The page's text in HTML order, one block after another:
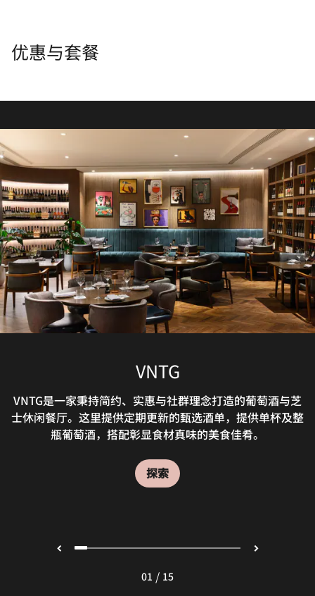
优惠与套餐
VNTG
VNTG是一家秉持简约、实惠与社群理念打造的葡萄酒与芝
士休闲餐厅。这里提供定期更新的甄选酒单，提供单杯及整
瓶葡萄酒，搭配彰显食材真味的美食佳肴。
探索
TONG THAI
Tong Thai 餐厅每天供应晚餐，将泰国的丰富美食文化展现
得淋漓尽致。尽情品尝经典泰国风味，包括冬阴功汤和泰式
炒河粉以及新鲜饮品。需预订。
探索
LA FARINE
La Farine 是一家休闲舒适的现代餐厅和面包房，供应现烤
面包、精致现煮咖啡和精选地道欧式菜品，是您聚餐、社交
和享受美食的好去处。
探索
KITCHEN6
Kitchen6正在升级优化互动式用餐体验。在此期间，宾客
可前往Kitchen6商务湾店，享用同样匠心烹制的精致美
馔。早餐：每日早上6点至上午11点午餐：周末下午1点至
探索
NOMADIA露台酒廊
不论您是以丰盛的早餐开启在迪拜的美好一天，还是度过一
个充实的下午之后在此享用鸡尾酒，Nomadia舒适宜人的
惬意环境都是您休闲放松、补充体力的理想之选。
探索
BRIDGEWATER TAVERN
酒店体育酒吧闲适温馨，供应休闲餐饮，还可通过平面电视
收看当天的大型体育赛事。友朋欢聚，共饮美味鸡尾酒和啤
酒。
探索
IZAKAYA
欢迎前来位于迪拜市中心的日本餐厅，品尝正宗日式美食。
Izakaya 餐厅的环境陈设颇具日本风情，并提供各式美味料
理。
探索
LUSH BURGER
这间新开设的汉堡餐厅氛围时尚、景致怡人，供应各式美味
汉堡，堂食外带皆宜。
探索
AQUA池畔烧烤餐厅及酒吧
欢迎光临迪拜市中心的 Aqua 豪华池畔餐厅及酒吧，在沐浴
阳光的同时，纵享宁静用餐体验。
探索
PRIME68
暂时关闭
探索
RANG MAHAL
暂时关闭
探索
POSITANO
酒店内的 Positano 意大利餐厅供应手工意大利面和比萨、
美味的肉类以及上乘葡萄酒和甜品。
探索
NEO TEMAKI
Neo-Temaki手卷餐吧氛围活力十足，为您焕新演绎东京街
头潮流文化。日式手卷融合浓郁多元风味，现点现做、出餐
快速，吧台直取，为您打造趣味十足的用餐体验。别具格调
的创意寿司。现卷现制。即刻享用。
探索
VAULT
Temporarily Closed
探索
AUROM
暂时关闭
探索
01 / 15